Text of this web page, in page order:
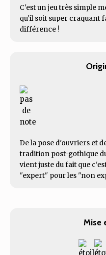
C'est un jeu très simple
qu'il soit super craquant
différence !
De la pose d'ouvriers et
tradition post-gothique
vient juste du fait que
"expert" pour les "non
Mise